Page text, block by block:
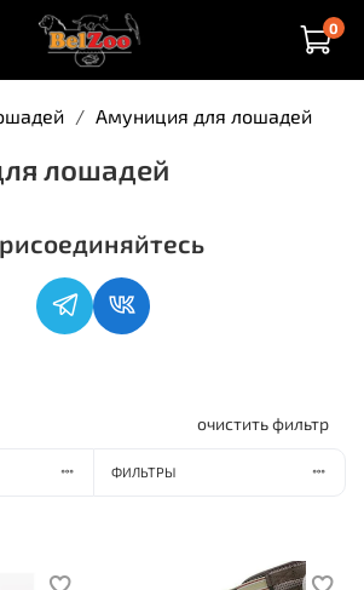
0
Амуниция для лошадей
лошадей
очистить фильтр
ФИЛЬТРЫ